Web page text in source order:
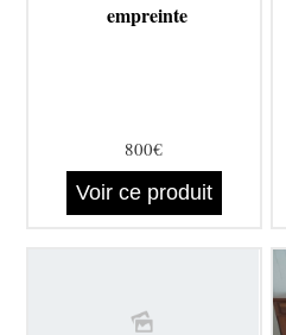
empreinte
800€
Voir ce produit